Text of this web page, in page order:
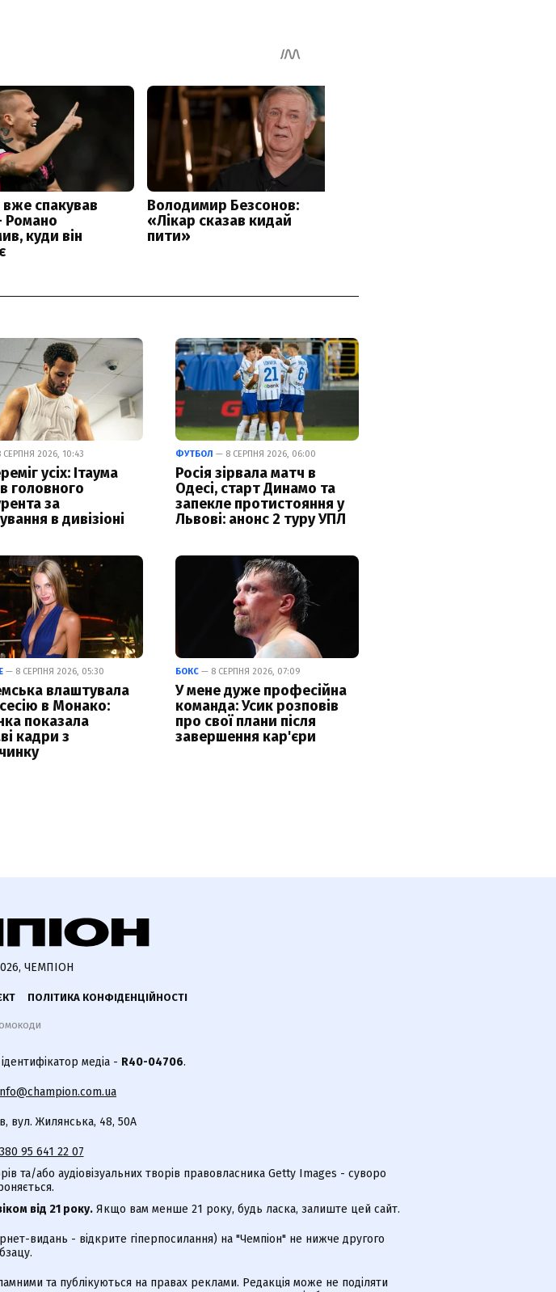
2026, 10:43
усіх: Ітаума
головного
за
в дивізіоні
ФУТБОЛ — 8 СЕРПНЯ 2026, 06:00
Росія зірвала матч в
Одесі, старт Динамо та
запекле протистояння у
Львові: анонс 2 туру УПЛ
— 8 СЕРПНЯ 2026, 05:30
влаштувала
в Монако:
показала
кадри з
БОКС — 8 СЕРПНЯ 2026, 07:09
У мене дуже професійна
команда: Усик розповів
про свої плани після
завершення кар'єри
ЧЕМПІОН
ПОЛІТИКА КОНФІДЕНЦІЙНОСТІ
медіа - R40-04706.
вул. Жилянська, 48, 50А
95 641 22 07
та/або аудіовізуальних творів правовласника Getty Images - суворо
від 21 року. Якщо вам менше 21 року, будь ласка, залиште цей сайт.
видань - відкрите гіперпосилання) на "Чемпіон" не нижче другого
та публікуються на правах реклами. Редакція може не поділяти